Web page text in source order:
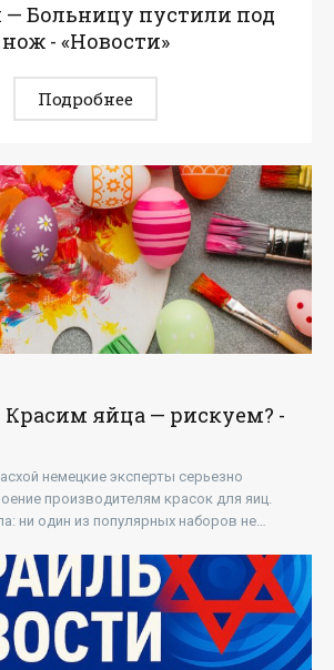
— Больницу пустили под
нож - «Новости»
Подробнее
яйца — рискуем? -
немецкие эксперты серьезно
производителям красок для яиц.
ни один из популярных наборов не